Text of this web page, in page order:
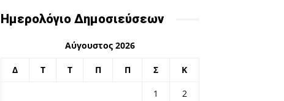
Ημερολόγιο Δημοσιεύσεων
Αύγουστος 2026
Δ Τ Τ Π Π Σ Κ
1
2